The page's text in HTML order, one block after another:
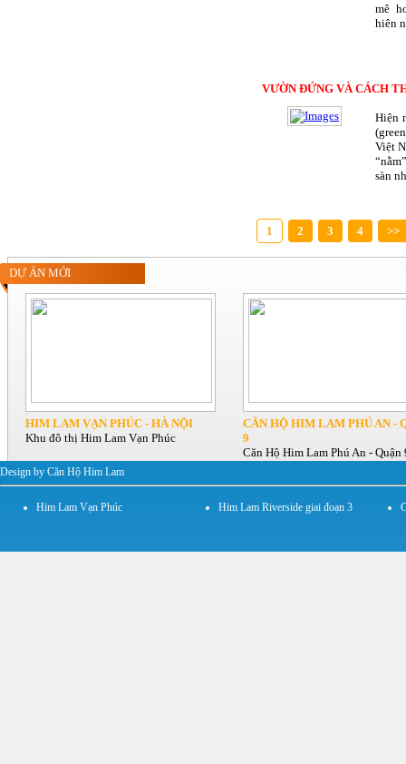
mê
hiên
VƯỜN ĐỨNG VÀ CÁCH
Hiện
Việt
sàn
1 2 3 4 >>
DỰ ÁN MỚI
HIM LAM VẠN PHÚC - HÀ NỘI
Khu đô thị Him Lam Vạn Phúc
CĂN HỘ HIM LAM PHÚ AN -
9
Căn Hộ Him Lam Phú An - Quận
Design by Căn Hộ Him Lam
Him Lam Vạn Phúc Him Lam Riverside giai đoạn 3